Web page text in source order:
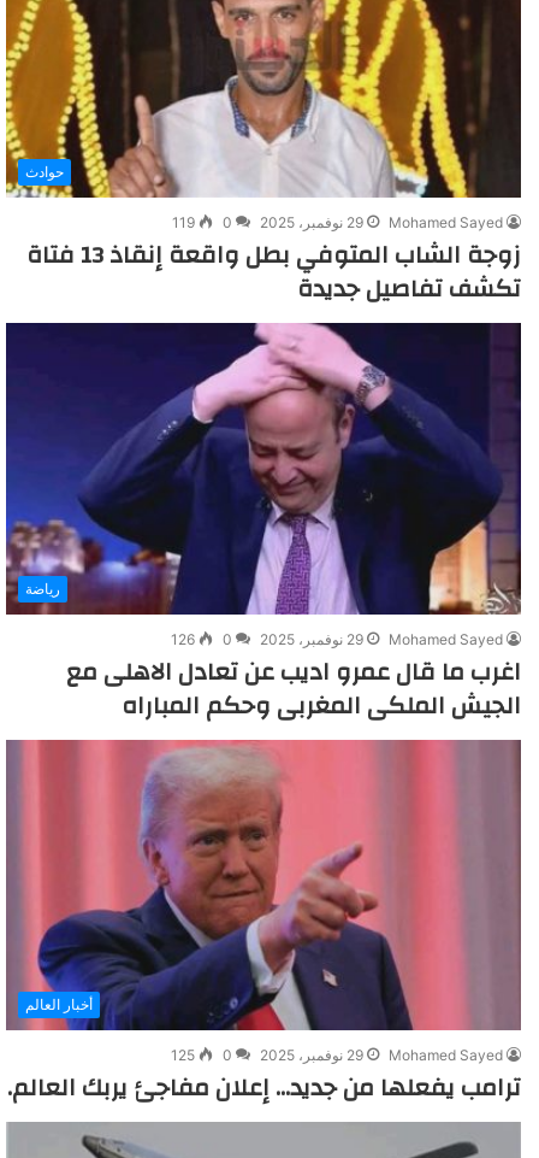
حوادث
Mohamed Sayed 29 نوفمبر، 2025 0
119
زوجة الشاب المتوفي بطل واقعة إنقاذ 13 فتاة
تكشف تفاصيل جديدة
رياضة
Mohamed Sayed 29 نوفمبر، 2025 0
126
اغرب ما قال عمرو اديب عن تعادل الاهلى مع
الجيش الملكى المغربى وحكم المباراه
أخبار العالم
Mohamed Sayed 29 نوفمبر، 2025 0
125
ترامب يفعلها من جديد… إعلان مفاجئ يربك العالم.